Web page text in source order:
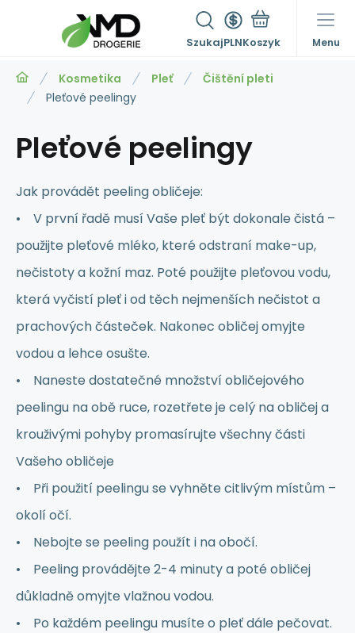
SzukajPLN Menu
Kosmetika Pleť
Čištění pleti
Pleťové peelingy
Pleťové peelingy
Jak provádět peeling obličeje:
• V první řadě musí Vaše pleť být dokonale čistá –
použijte pleťové mléko, které odstraní make-up,
nečistoty a kožní maz. Poté použijte pleťovou vodu,
která vyčistí pleť i od těch nejmenších nečistot a
prachových částeček. Nakonec obličej omyjte
vodou a lehce osušte.
• Naneste dostatečné množství obličejového
peelingu na obě ruce, rozetřete je celý na obličej a
krouživými pohyby promasírujte všechny části
Vašeho obličeje
• Při použití peelingu se vyhněte citlivým místům –
okolí očí.
• Nebojte se peeling použít i na obočí.
• Peeling provádějte 2-4 minuty a poté obličej
důkladně omyjte vlažnou vodou.
• Po každém peelingu musíte o pleť dále pečovat.